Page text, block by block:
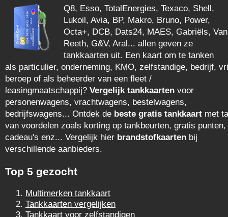
Q8, Esso, TotalEnergies, Texaco, Shell,
Lukoil, Avia, BP, Makro, Bruno, Power,
Octa+, DCB, Dats24, MAES, Gabriëls, Van
Reeth, G&V, Aral... allen geven ze
tankkaarten uit. Een kaart om te tanken
als particulier, onderneming, KMO, zelfstandige, bedrijf,
beroep of als beheerder van een fleet /
leasingmaatschappij? Vergelijk tankkaarten voor
personenwagens, vrachtwagens, bestelwagens,
bedrijfswagens... Ontdek de beste gratis tankkaart met
van voordelen zoals korting op tankbeurten, gratis punten,
cadeau's enz... Vergelijk hier brandstofkaarten bij
verschillende aanbieders.
Top 5 gezocht
Multimerken tankkaart
Tankkaarten vergelijken
Tankkaart voor zelfstandigen